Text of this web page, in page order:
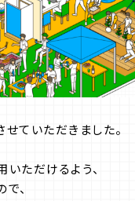
ていただきました。
ただけるよう、
、